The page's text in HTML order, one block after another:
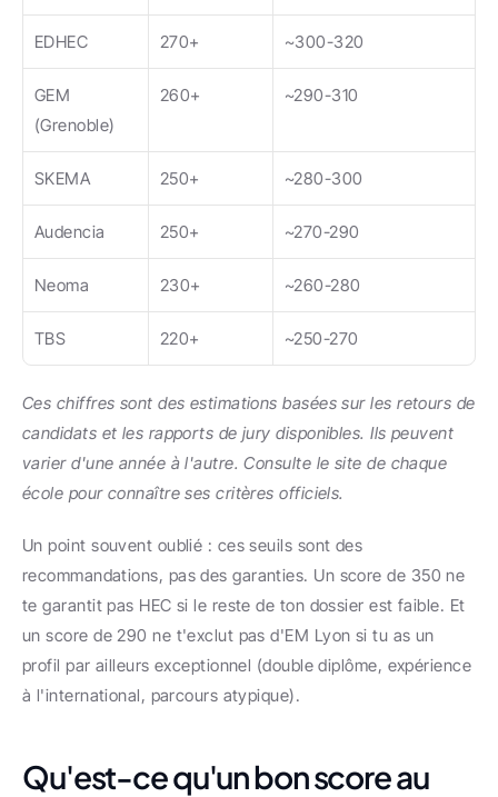
EDHEC 270+ ~300-320
GEM
(Grenoble)
260+ ~290-310
SKEMA 250+ ~280-300
Audencia 250+ ~270-290
Neoma 230+ ~260-280
TBS 220+ ~250-270
Ces chiffres sont des estimations basées sur les retours de
candidats et les rapports de jury disponibles. Ils peuvent
varier d'une année à l'autre. Consulte le site de chaque
école pour connaître ses critères officiels.
Un point souvent oublié : ces seuils sont des
recommandations, pas des garanties. Un score de 350 ne
te garantit pas HEC si le reste de ton dossier est faible. Et
un score de 290 ne t'exclut pas d'EM Lyon si tu as un
profil par ailleurs exceptionnel (double diplôme, expérience
à l'international, parcours atypique).
Qu'est-ce qu'un bon score au